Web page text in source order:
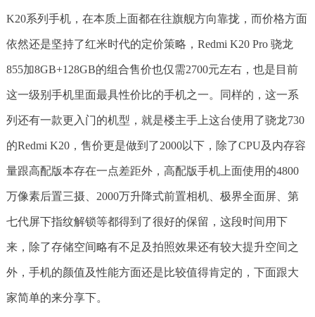
K20系列手机，在本质上面都在往旗舰方向靠拢，而价格方面
依然还是坚持了红米时代的定价策略，Redmi K20 Pro 骁龙
855加8GB+128GB的组合售价也仅需2700元左右，也是目前
这一级别手机里面最具性价比的手机之一。同样的，这一系
列还有一款更入门的机型，就是楼主手上这台使用了骁龙730
的Redmi K20，售价更是做到了2000以下，除了CPU及内存容
量跟高配版本存在一点差距外，高配版手机上面使用的4800
万像素后置三摄、2000万升降式前置相机、极界全面屏、第
七代屏下指纹解锁等都得到了很好的保留，这段时间用下
来，除了存储空间略有不足及拍照效果还有较大提升空间之
外，手机的颜值及性能方面还是比较值得肯定的，下面跟大
家简单的来分享下。